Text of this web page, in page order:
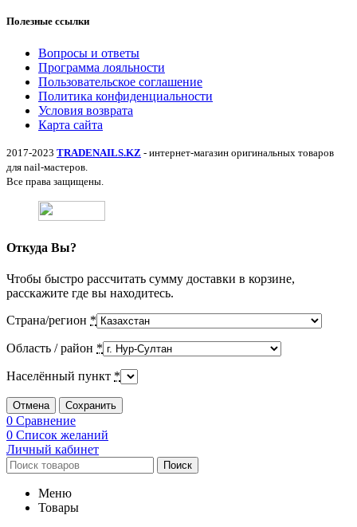
Полезные ссылки
Вопросы и ответы
Программа лояльности
Пользовательское соглашение
Политика конфиденциальности
Условия возврата
Карта сайта
2017-2023 TRADENAILS.KZ - интернет-магазин оригинальных товаров
для nail-мастеров.
Все права защищены.
Откуда Вы?
Чтобы быстро рассчитать сумму доставки в корзине,
расскажите где вы находитесь.
Страна/регион *
Область / район *
Населённый пункт *
Отмена Сохранить
0 Сравнение
0 Список желаний
Личный кабинет
Поиск
Меню
Товары